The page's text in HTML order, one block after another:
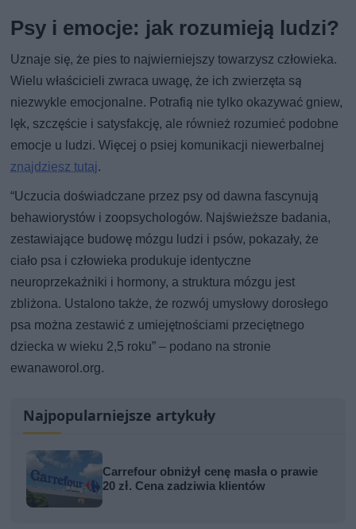
Psy i emocje: jak rozumieją ludzi?
Uznaje się, że pies to najwierniejszy towarzysz człowieka.
Wielu właścicieli zwraca uwagę, że ich zwierzęta są
niezwykle emocjonalne. Potrafią nie tylko okazywać gniew,
lęk, szczęście i satysfakcję, ale również rozumieć podobne
emocje u ludzi. Więcej o psiej komunikacji niewerbalnej
znajdziesz tutaj.
“Uczucia doświadczane przez psy od dawna fascynują
behawiorystów i zoopsychologów. Najświeższe badania,
zestawiające budowę mózgu ludzi i psów, pokazały, że
ciało psa i człowieka produkuje identyczne
neuroprzekaźniki i hormony, a struktura mózgu jest
zbliżona. Ustalono także, że rozwój umysłowy dorosłego
psa można zestawić z umiejętnościami przeciętnego
dziecka w wieku 2,5 roku” – podano na stronie
ewanaworol.org.
Najpopularniejsze artykuły
Carrefour obniżył cenę masła o prawie
20 zł. Cena zadziwia klientów